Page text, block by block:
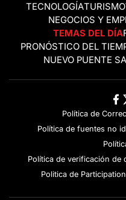
TECNOLOGÍATURISMO
NEGOCIOS Y
TEMAS DEL DÍA
PRONÓSTICO DEL
NUEVO PUENTE
Política de
Política de fuentes no
Política de verificación de
Politica de Participation